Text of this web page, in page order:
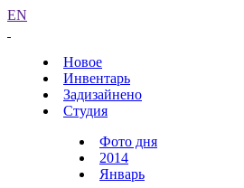
EN
Новое
Инвентарь
Задизайнено
Студия
Фото дня
2014
Январь